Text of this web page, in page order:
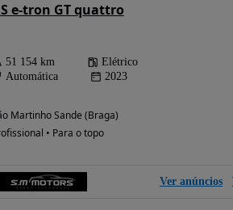
e-tron GT quattro
51 154 km
Elétrico
Automática
2023
Martinho Sande (Braga)
• Para o topo
Ver anúncios